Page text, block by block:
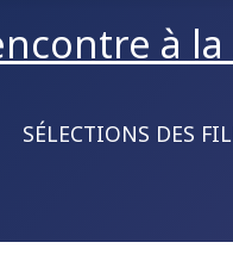
à
SÉLECTIONS DES